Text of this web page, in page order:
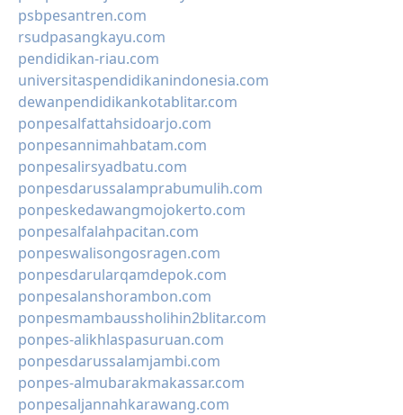
psbpesantren.com
rsudpasangkayu.com
pendidikan-riau.com
universitaspendidikanindonesia.com
dewanpendidikankotablitar.com
ponpesalfattahsidoarjo.com
ponpesannimahbatam.com
ponpesalirsyadbatu.com
ponpesdarussalamprabumulih.com
ponpeskedawangmojokerto.com
ponpesalfalahpacitan.com
ponpeswalisongosragen.com
ponpesdarularqamdepok.com
ponpesalanshorambon.com
ponpesmambaussholihin2blitar.com
ponpes-alikhlaspasuruan.com
ponpesdarussalamjambi.com
ponpes-almubarakmakassar.com
ponpesaljannahkarawang.com